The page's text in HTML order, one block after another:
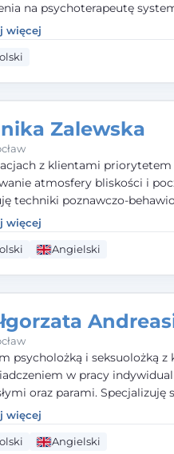
na psychoterapeutę
nadzwyczajnego Wielkopolskiego
Terapii Systemowej
Psychiatrycznego. W
więcej
Zalewska
z klientami priorytetem
atmosfery bliskości i
techniki poznawczo-
się na
zamierzonych celów
trudnych sytuacji)
więcej
Angielski
psycholożką i seksuolożką
w pracy
oraz parami. Specjalizuję
żałoby, kryzysów
Pracuję w języku
humanistycznym,
więcej
Angielski